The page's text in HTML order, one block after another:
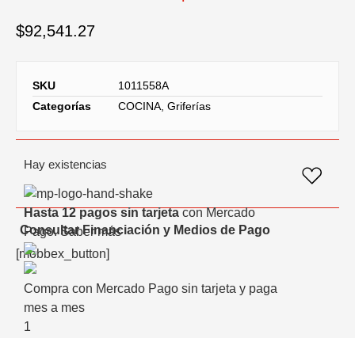
$92,541.27
SKU
1011558A
Categorías
COCINA Griferías
Hay existencias
Hasta 12 pagos sin tarjetacon Mercado
Pago. Saber más
Compra con Mercado Pago sin tarjeta y paga
mes a mes
1
Consultar Financiación y Medios de Pago
[mobbex_button]